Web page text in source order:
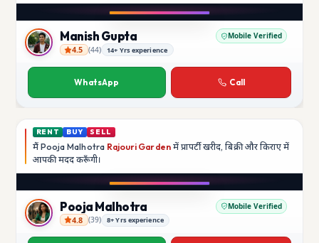
Manish Gupta
Manish Gupta Mobile Verified
4.5 (44) 14+ Yrs experience
WhatsApp Call
RENT BUY SELL
मैं Pooja Malhotra Rajouri Gardenमें प्रापर्टी खरीद, बिक्री और किराए में
आपकी मददकरूँगी।
Pooja Malhotra
Pooja Malhotra Mobile Verified
4.8 (39) 8+ Yrs experience